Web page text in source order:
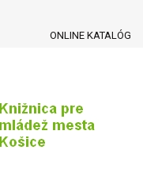
ONLINE KATALÓG